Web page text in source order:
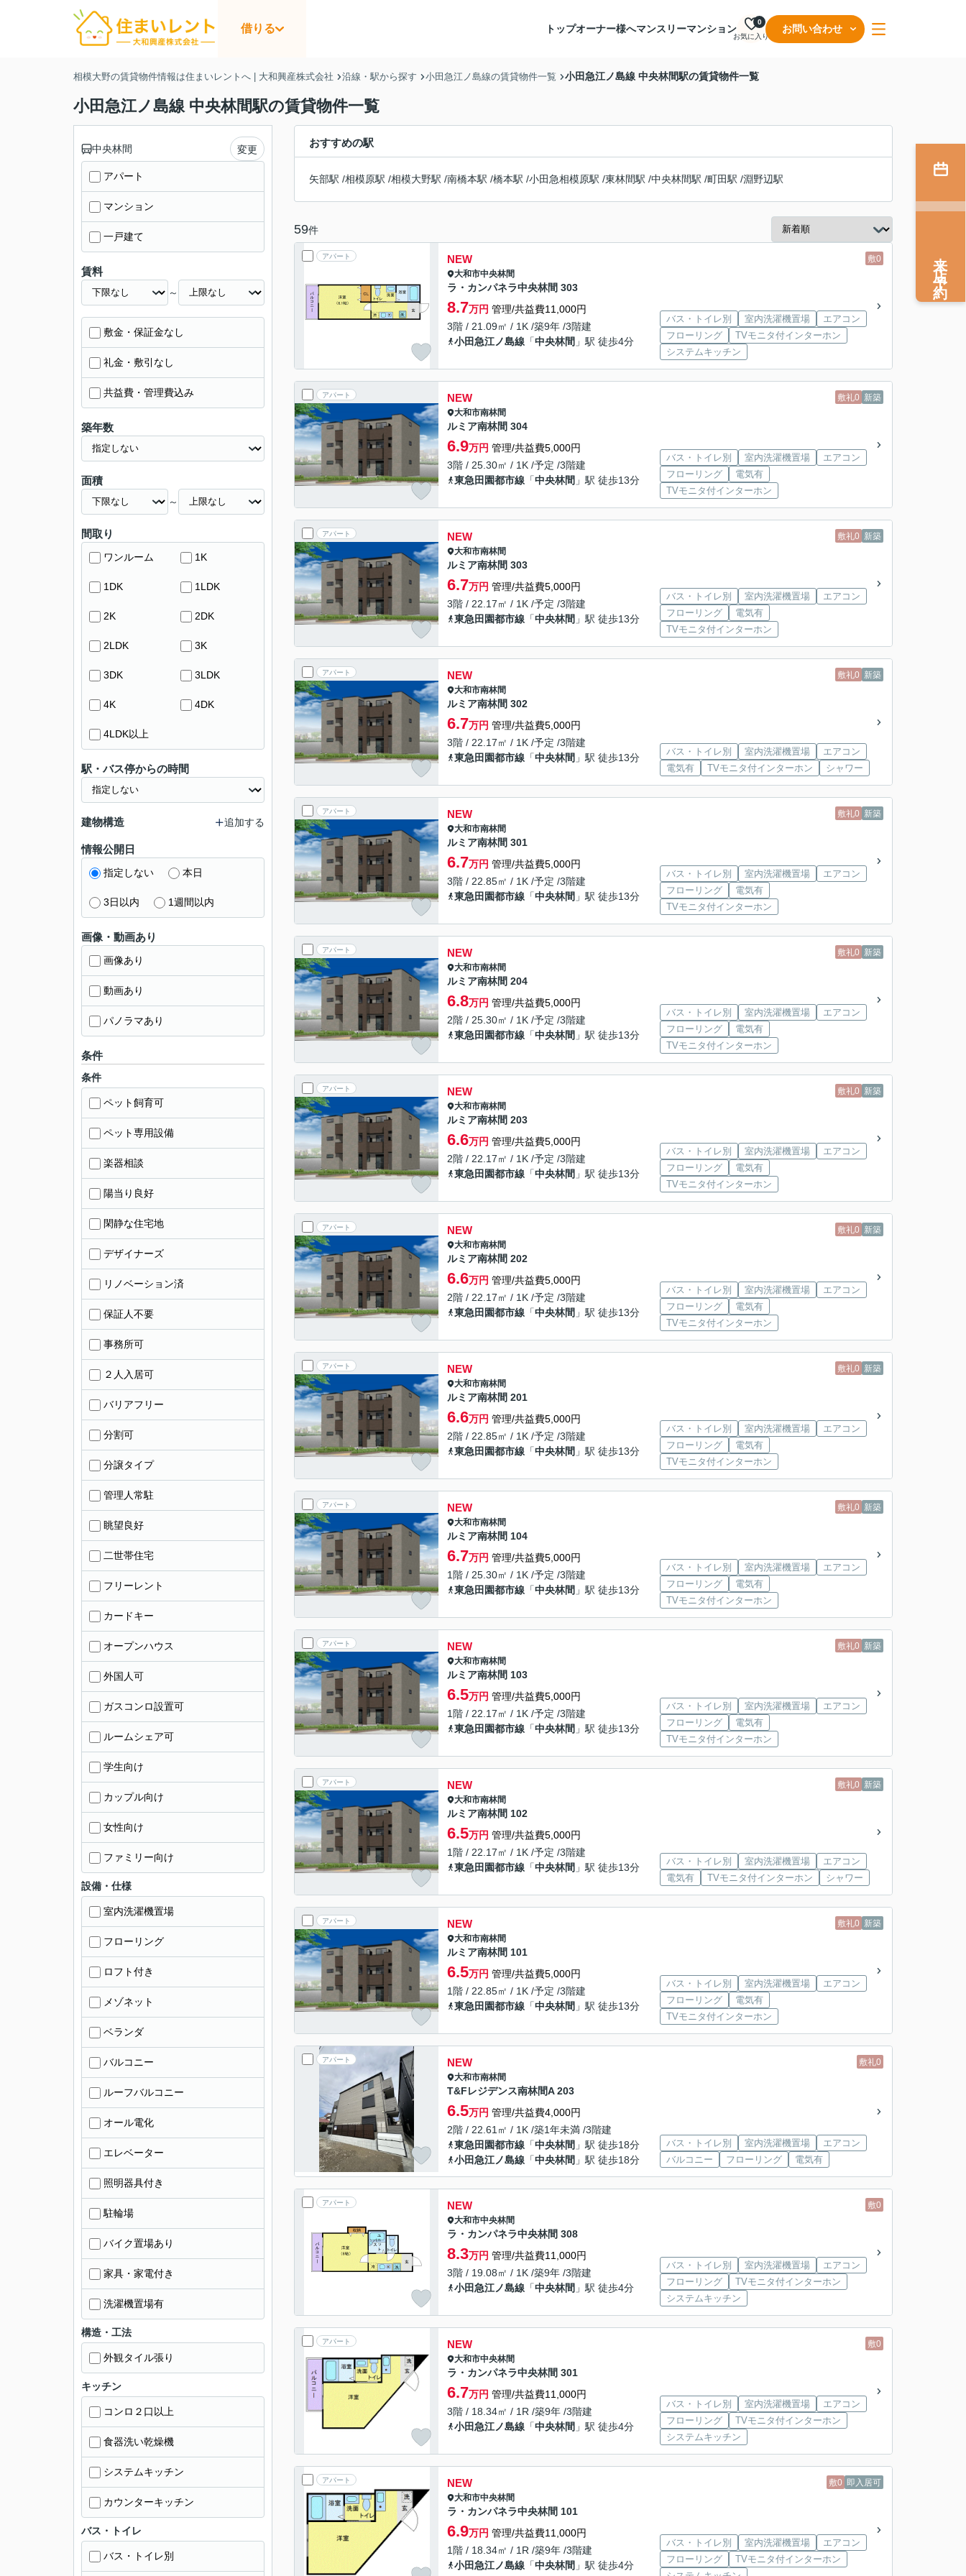
借りる トップオーナー様へマンスリーマンション
お気に入り
0
お問い合わせ
相模大野の賃貸物件情報は住まいレントへ | 大和興産株式会社 沿線・駅から探す 小田急江ノ島線の賃貸物件一覧 小田急江ノ島線 中央林間駅の賃貸物件一覧
小田急江ノ島線 中央林間駅の賃貸物件一覧
おすすめの駅
矢部駅 /相模原駅 /相模大野駅 /南橋本駅 /橋本駅 /小田急相模原駅 /東林間駅 /中央林間駅 /町田駅 /淵野辺駅
59件
アパート 敷0
NEW
大和市中央林間
ラ・カンパネラ中央林間 303
8.7万円 管理/共益費11,000円
3階 / 21.09㎡ / 1K /築9年 /3階建
小田急江ノ島線 「中央林間 」駅 徒歩4分
バス・トイレ別 室内洗濯機置場
エアコン
フローリング
TVモニタ付インターホン
システムキッチン
アパート 敷礼0 新築
NEW
大和市南林間
ルミア南林間 304
6.9万円 管理/共益費5,000円
3階 / 25.30㎡ / 1K /予定 /3階建
東急田園都市線 「中央林間 」駅 徒歩13分
バス・トイレ別 室内洗濯機置場
エアコン
フローリング
電気有
TVモニタ付インターホン
アパート 敷礼0 新築
NEW
大和市南林間
ルミア南林間 303
6.7万円 管理/共益費5,000円
3階 / 22.17㎡ / 1K /予定 /3階建
東急田園都市線 「中央林間 」駅 徒歩13分
バス・トイレ別 室内洗濯機置場
エアコン
フローリング
電気有
TVモニタ付インターホン
アパート 敷礼0 新築
NEW
大和市南林間
ルミア南林間 302
6.7万円 管理/共益費5,000円
3階 / 22.17㎡ / 1K /予定 /3階建
東急田園都市線 「中央林間 」駅 徒歩13分
バス・トイレ別 室内洗濯機置場
エアコン
電気有
TVモニタ付インターホン シャワー
アパート 敷礼0 新築
NEW
大和市南林間
ルミア南林間 301
6.7万円 管理/共益費5,000円
3階 / 22.85㎡ / 1K /予定 /3階建
東急田園都市線 「中央林間 」駅 徒歩13分
バス・トイレ別 室内洗濯機置場
エアコン
フローリング
電気有
TVモニタ付インターホン
アパート 敷礼0 新築
NEW
大和市南林間
ルミア南林間 204
6.8万円 管理/共益費5,000円
2階 / 25.30㎡ / 1K /予定 /3階建
東急田園都市線 「中央林間 」駅 徒歩13分
バス・トイレ別 室内洗濯機置場
エアコン
フローリング
電気有
TVモニタ付インターホン
アパート 敷礼0 新築
NEW
大和市南林間
ルミア南林間 203
6.6万円 管理/共益費5,000円
2階 / 22.17㎡ / 1K /予定 /3階建
東急田園都市線 「中央林間 」駅 徒歩13分
バス・トイレ別 室内洗濯機置場
エアコン
フローリング
電気有
TVモニタ付インターホン
アパート 敷礼0 新築
NEW
大和市南林間
ルミア南林間 202
6.6万円 管理/共益費5,000円
2階 / 22.17㎡ / 1K /予定 /3階建
東急田園都市線 「中央林間 」駅 徒歩13分
バス・トイレ別 室内洗濯機置場
エアコン
フローリング
電気有
TVモニタ付インターホン
アパート 敷礼0 新築
NEW
大和市南林間
ルミア南林間 201
6.6万円 管理/共益費5,000円
2階 / 22.85㎡ / 1K /予定 /3階建
東急田園都市線 「中央林間 」駅 徒歩13分
バス・トイレ別 室内洗濯機置場
エアコン
フローリング
電気有
TVモニタ付インターホン
アパート 敷礼0 新築
NEW
大和市南林間
ルミア南林間 104
6.7万円 管理/共益費5,000円
1階 / 25.30㎡ / 1K /予定 /3階建
東急田園都市線 「中央林間 」駅 徒歩13分
バス・トイレ別 室内洗濯機置場
エアコン
フローリング
電気有
TVモニタ付インターホン
アパート 敷礼0 新築
NEW
大和市南林間
ルミア南林間 103
6.5万円 管理/共益費5,000円
1階 / 22.17㎡ / 1K /予定 /3階建
東急田園都市線 「中央林間 」駅 徒歩13分
バス・トイレ別 室内洗濯機置場
エアコン
フローリング
電気有
TVモニタ付インターホン
アパート 敷礼0 新築
NEW
大和市南林間
ルミア南林間 102
6.5万円 管理/共益費5,000円
1階 / 22.17㎡ / 1K /予定 /3階建
東急田園都市線 「中央林間 」駅 徒歩13分
バス・トイレ別 室内洗濯機置場
エアコン
電気有
TVモニタ付インターホン シャワー
アパート 敷礼0 新築
NEW
大和市南林間
ルミア南林間 101
6.5万円 管理/共益費5,000円
1階 / 22.85㎡ / 1K /予定 /3階建
東急田園都市線 「中央林間 」駅 徒歩13分
バス・トイレ別 室内洗濯機置場
エアコン
フローリング
電気有
TVモニタ付インターホン
アパート 敷礼0
NEW
大和市南林間
T&Fレジデンス南林間A 203
6.5万円 管理/共益費4,000円
2階 / 22.61㎡ / 1K /築1年未満 /3階建
東急田園都市線 「中央林間 」駅 徒歩18分
小田急江ノ島線 「中央林間 」駅 徒歩18分
バス・トイレ別 室内洗濯機置場
エアコン
バルコニー
フローリング 電気有
アパート 敷0
NEW
大和市中央林間
ラ・カンパネラ中央林間 308
8.3万円 管理/共益費11,000円
3階 / 19.08㎡ / 1K /築9年 /3階建
小田急江ノ島線 「中央林間 」駅 徒歩4分
バス・トイレ別 室内洗濯機置場
エアコン
フローリング
TVモニタ付インターホン
システムキッチン
アパート 敷0
NEW
大和市中央林間
ラ・カンパネラ中央林間 301
6.7万円 管理/共益費11,000円
3階 / 18.34㎡ / 1R /築9年 /3階建
小田急江ノ島線 「中央林間 」駅 徒歩4分
バス・トイレ別 室内洗濯機置場
エアコン
フローリング
TVモニタ付インターホン
システムキッチン
アパート 敷0 即入居可
NEW
大和市中央林間
ラ・カンパネラ中央林間 101
6.9万円 管理/共益費11,000円
1階 / 18.34㎡ / 1R /築9年 /3階建
小田急江ノ島線 「中央林間 」駅 徒歩4分
バス・トイレ別 室内洗濯機置場
エアコン
フローリング
TVモニタ付インターホン
中央林間 変更
アパート
マンション
一戸建て
賃料
～
敷金・保証金なし
礼金・敷引なし
共益費・管理費込み
築年数
面積
～
間取り
ワンルーム 1K
1DK 1LDK
2K 2DK
2LDK 3K
3DK 3LDK
4K 4DK
4LDK以上
駅・バス停からの時間
建物構造 追加する
情報公開日
指定しない 本日
3日以内 1週間以内
画像・動画あり
画像あり
動画あり
パノラマあり
条件
条件
ペット飼育可
ペット専用設備
楽器相談
陽当り良好
閑静な住宅地
デザイナーズ
リノベーション済
保証人不要
事務所可
２人入居可
バリアフリー
分割可
分譲タイプ
管理人常駐
眺望良好
二世帯住宅
フリーレント
カードキー
オープンハウス
外国人可
ガスコンロ設置可
ルームシェア可
学生向け
カップル向け
女性向け
ファミリー向け
設備・仕様
室内洗濯機置場
フローリング
ロフト付き
メゾネット
ベランダ
バルコニー
ルーフバルコニー
オール電化
エレベーター
照明器具付き
駐輪場
バイク置場あり
家具・家電付き
洗濯機置場有
構造・工法
外観タイル張り
キッチン
コンロ２口以上
食器洗い乾燥機
システムキッチン
カウンターキッチン
バス・トイレ
バス・トイレ別
来店予約